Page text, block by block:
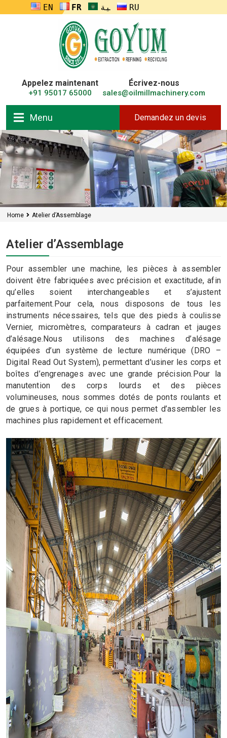
ENGLISHFRANÇAISالعربيةRUSSIA
Appelez maintenant
+91 95017 65000
Écrivez-nous
sales@oilmillmachinery.com
Menu Demandez un devis
Home Atelier d’Assemblage
Atelier d’Assemblage
Pour assembler une machine, les pièces à assembler
doivent être fabriquées avec précision et exactitude, afin
qu’elles soient interchangeables et s’ajustent
parfaitement.Pour cela, nous disposons de tous les
instruments nécessaires, tels que des pieds à coulisse
Vernier, micromètres, comparateurs à cadran et jauges
d’alésage.Nous utilisons des machines d’alésage
équipées d’un système de lecture numérique (DRO –
Digital Read Out System), permettant d’usiner les corps et
boîtes d’engrenages avec une grande précision.Pour la
manutention des corps lourds et des pièces
volumineuses, nous sommes dotés de ponts roulants et
de grues à portique, ce qui nous permet d’assembler les
machines plus rapidement et efficacement.